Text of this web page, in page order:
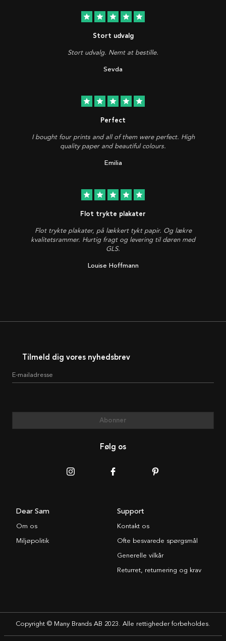
star star star star star
Stort udvalg
Stort udvalg. Nemt at bestille.
Sevda
star star star star star
Perfect
I bought four prints and all of them were perfect. High
quality paper and beautiful colours.
Emilia
star star star star star
Flot trykte plakater
Flot trykte plakater, på lækkert tykt papir. Og lækre
kvalitetsrammer. Hurtig fragt og levering til døren med
GLS.
Louise Hoffmann
Tilmeld dig vores nyhedsbrev
E-mailadresse
Abonner
Følg os
Dear Sam
Om os
Miljøpolitik
Support
Kontakt os
Ofte besvarede spørgsmål
Generelle vilkår
Returret, returnering og krav
Copyright © Many Brands AB 2023. Alle rettigheder forbeholdes.